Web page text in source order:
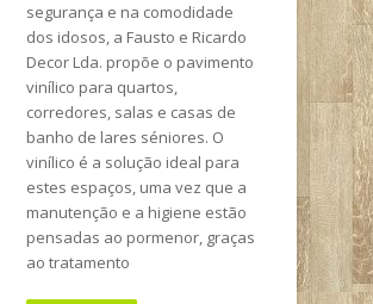
segurança e na comodidade
dos idosos, a Fausto e Ricardo
Decor Lda. propõe o pavimento
vinílico para quartos,
corredores, salas e casas de
banho de lares séniores. O
vinílico é a solução ideal para
estes espaços, uma vez que a
manutenção e a higiene estão
pensadas ao pormenor, graças
ao tratamento